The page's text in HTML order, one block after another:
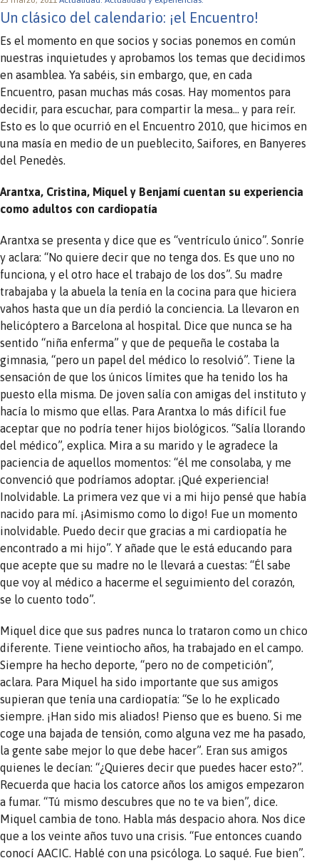
Un clásico del calendario: ¡el Encuentro!
Es el momento en que socios y socias ponemos en común
nuestras inquietudes y aprobamos los temas que decidimos
en asamblea. Ya sabéis, sin embargo, que, en cada
Encuentro, pasan muchas más cosas. Hay momentos para
decidir, para escuchar, para compartir la mesa… y para reír.
Esto es lo que ocurrió en el Encuentro 2010, que hicimos en
una masía en medio de un pueblecito, Saifores, en Banyeres
del Penedès.
Arantxa, Cristina, Miquel y Benjamí cuentan su experiencia
como adultos con cardiopatía
Arantxa se presenta y dice que es “ventrículo único”. Sonríe
y aclara: “No quiere decir que no tenga dos. Es que uno no
funciona, y el otro hace el trabajo de los dos”. Su madre
trabajaba y la abuela la tenía en la cocina para que hiciera
vahos hasta que un día perdió la conciencia. La llevaron en
helicóptero a Barcelona al hospital. Dice que nunca se ha
sentido “niña enferma” y que de pequeña le costaba la
gimnasia, “pero un papel del médico lo resolvió”. Tiene la
sensación de que los únicos límites que ha tenido los ha
puesto ella misma. De joven salía con amigas del instituto y
hacía lo mismo que ellas. Para Arantxa lo más difícil fue
aceptar que no podría tener hijos biológicos. “Salía llorando
del médico”, explica. Mira a su marido y le agradece la
paciencia de aquellos momentos: “él me consolaba, y me
convenció que podríamos adoptar. ¡Qué experiencia!
Inolvidable. La primera vez que vi a mi hijo pensé que había
nacido para mí. ¡Asimismo como lo digo! Fue un momento
inolvidable. Puedo decir que gracias a mi cardiopatía he
encontrado a mi hijo”. Y añade que le está educando para
que acepte que su madre no le llevará a cuestas: “Él sabe
que voy al médico a hacerme el seguimiento del corazón,
se lo cuento todo”.
Miquel dice que sus padres nunca lo trataron como un chico
diferente. Tiene veintiocho años, ha trabajado en el campo.
Siempre ha hecho deporte, “pero no de competición”,
aclara. Para Miquel ha sido importante que sus amigos
supieran que tenía una cardiopatía: “Se lo he explicado
siempre. ¡Han sido mis aliados! Pienso que es bueno. Si me
coge una bajada de tensión, como alguna vez me ha pasado,
la gente sabe mejor lo que debe hacer”. Eran sus amigos
quienes le decían: “¿Quieres decir que puedes hacer esto?”.
Recuerda que hacia los catorce años los amigos empezaron
a fumar. “Tú mismo descubres que no te va bien”, dice.
Miquel cambia de tono. Habla más despacio ahora. Nos dice
que a los veinte años tuvo una crisis. “Fue entonces cuando
conocí AACIC. Hablé con una psicóloga. Lo saqué. Fue bien”.